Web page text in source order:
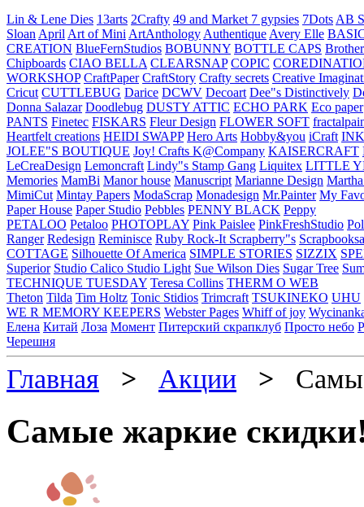
Lin & Lene Dies 13arts 2Crafty 49 and Market 7 gypsies 7Dots AB
Sloan April Art of Mini ArtAnthology Authentique Avery Elle
CREATION BlueFernStudios BOBUNNY BOTTLE CAPS Brother
Chipboards CIAO BELLA CLEARSNAP COPIC
WORKSHOP CraftPaper CraftStory Crafty secrets Creative
Cricut CUTTLEBUG Darice DCWV Decoart Dee"s Distinctively
Donna Salazar Doodlebug DUSTY ATTIC ECHO PARK Eco paper
PANTS Finetec FISKARS Fleur Design FLOWER SOFT
Heartfelt creations HEIDI SWAPP Hero Arts Hobby&you iCraft
JOLEE"S BOUTIQUE Joy! Crafts K@Company KAISERCRAFT
LeCreaDesign Lemoncraft Lindy"s Stamp Gang Liquitex LITTLE
Memories MamBi Manor house Manuscript Marianne Design
MimiCut Mintay Papers ModaScrap Monadesign Mr.Painter My
Paper House Paper Studio Pebbles PENNY BLACK Peppy
PETALOO Petaloo PHOTOPLAY Pink Paislee PinkFreshStudio
Ranger Redesign Reminisce Ruby Rock-It Scrapberry"s
COTTAGE Silhouette Of America SIMPLE STORIES SIZZIX
Superior Studio Calico Studio Light Sue Wilson Dies Sugar Tree
TECHNIQUE TUESDAY Teresa Collins THERM O WEB
Theton Tilda Tim Holtz Tonic Stidios Trimcraft TSUKINEKO UHU
WE R MEMORY KEEPERS Webster Pages Whiff of joy
Елена Китай Лоза Момент Питерский скрапклуб Просто небо
Черешня
Главная > Акции >
Самые жаркие